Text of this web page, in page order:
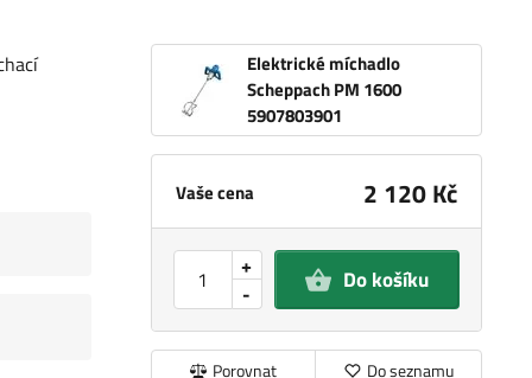
Elektrické míchadlo
Scheppach PM 1600
5907803901
Vaše cena 2 120 Kč
-
+ Do košíku
Porovnat
Do seznamu